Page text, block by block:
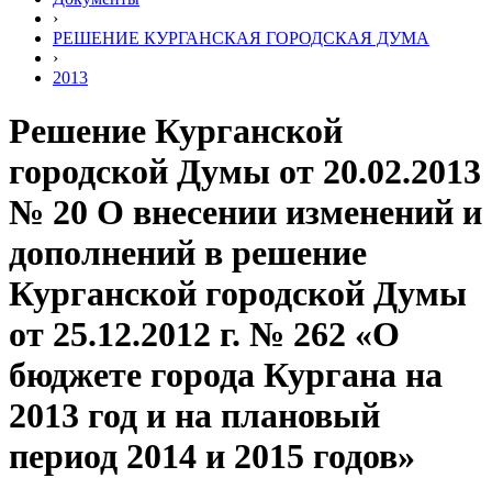
›
РЕШЕНИЕ КУРГАНСКАЯ ГОРОДСКАЯ ДУМА
›
2013
Решение Курганской
городской Думы от 20.02.2013
№ 20 О внесении изменений и
дополнений в решение
Курганской городской Думы
от 25.12.2012 г. № 262 «О
бюджете города Кургана на
2013 год и на плановый
период 2014 и 2015 годов»